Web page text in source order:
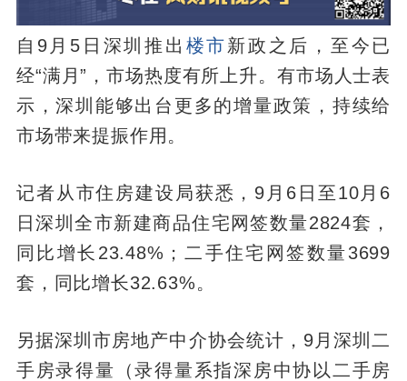
自9月5日深圳推出 楼市新政之后，至今已
经“满月”，市场热度有所上升。有市场人士表
示，深圳能够出台更多的增量政策，持续给
市场带来提振作用。
记者从市住房建设局获悉，9月6日至10月6
日深圳全市新建商品住宅网签数量2824套，
同比增长23.48%；二手住宅网签数量3699
套，同比增长32.63%。
另据深圳市房地产中介协会统计，9月深圳二
手房录得量（录得量系指深房中协以二手房